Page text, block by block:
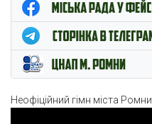
ЦНАП м. Ромни
Неофіційний гімн міста Ромни